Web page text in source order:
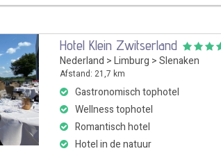
Hotel Klein Zwitserland
Nederland > Limburg > Slenaken
Afstand: 21,7 km
Gastronomisch tophotel
Wellness tophotel
Romantisch hotel
Hotel in de natuur